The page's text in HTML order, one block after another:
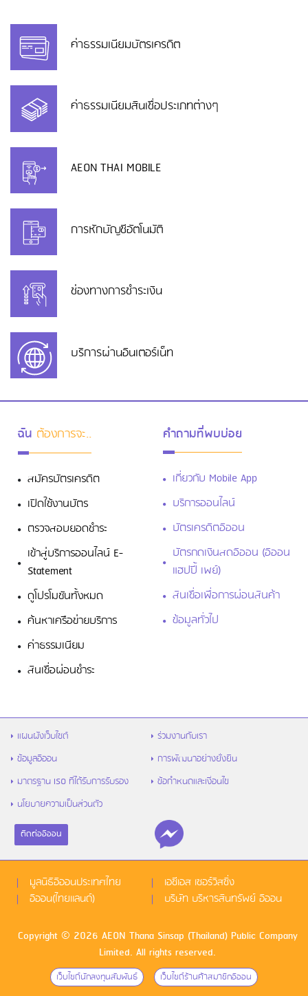
ค่าธรรมเนียมบัตรเครดิต
ค่าธรรมเนียมสินเชื่อประเภทต่างๆ
AEON THAI MOBILE
การหักบัญชีอัตโนมัติ
ช่องทางการชำระเงิน
บริการผ่านอินเตอร์เน็ท
ฉัน ต้องการจะ..
สมัครบัตรเครดิต
เปิดใช้งานบัตร
ตรวจสอบยอดชำระ
เข้าสู่บริการออนไลน์ E-
Statement
ดูโปรโมชันทั้งหมด
ค้นหาเครือข่ายบริการ
ค่าธรรมเนียม
สินเชื่อผ่อนชำระ
คำถามที่พบบ่อย
เกี่ยวกับ Mobile App
บริการออนไลน์
บัตรเครดิตอิออน
บัตรกดเงินสดอิออน (อิออน
แฮปปี้ เพย์)
สินเชื่อเพื่อการผ่อนสินค้า
ข้อมูลทั่วไป
แผนผังเว็บไซต์
ร่วมงานกับเรา
ข้อมูลอิออน
การพัฒนาอย่างยั่งยืน
มาตรฐาน ISO ที่ได้รับการรับรอง
ข้อกำหนดและเงื่อนไข
นโยบายความเป็นส่วนตัว
ติดต่ออิออน
มูลนิธิอิออนประเทศไทย
เอซีเอส เซอร์วิสซิ่ง
อิออน(ไทยแลนด์)
บริษัท บริหารสินทรัพย์ อิออน
Copyright © 2026 AEON Thana Sinsap (Thailand) Public Company
Limited. All rights reserved.
เว็บไซด์นักลงทุนสัมพันธ์ เว็บไซด์ร้านค้าสมาชิกอิออน